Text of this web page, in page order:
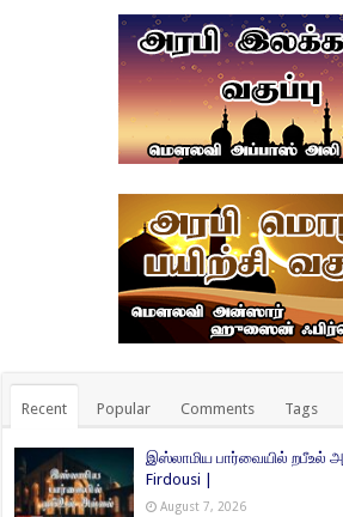
Recent Popular Comments Tags
இஸ்லாமிய பார்வையில் றபீஉல்
Firdousi |
August 7, 2026